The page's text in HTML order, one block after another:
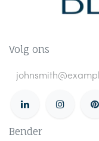
Volg ons
Bender